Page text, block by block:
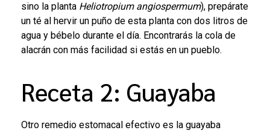
sino la planta Heliotropium angiospermum), prepárate
un té al hervir un puño de esta planta con dos litros de
agua y bébelo durante el día. Encontrarás la cola de
alacrán con más facilidad si estás en un pueblo.
Receta 2: Guayaba
Otro remedio estomacal efectivo es la guayaba